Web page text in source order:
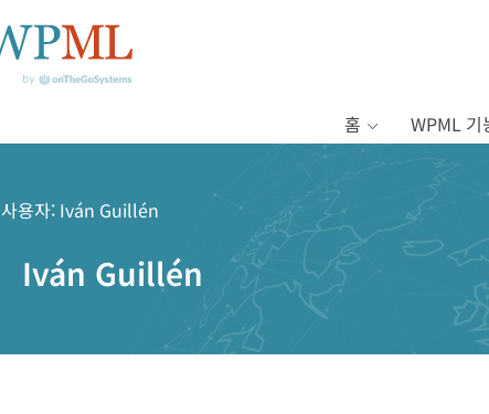
홈 WPML 기
사용자: Iván Guillén
Iván Guillén